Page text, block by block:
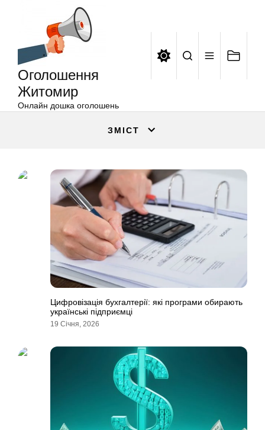
Оголошення
Житомир
Онлайн дошка оголошень
ЗМІСТ
Цифровізація бухгалтерії: які програми обирають
українські підприємці
19 Січня, 2026